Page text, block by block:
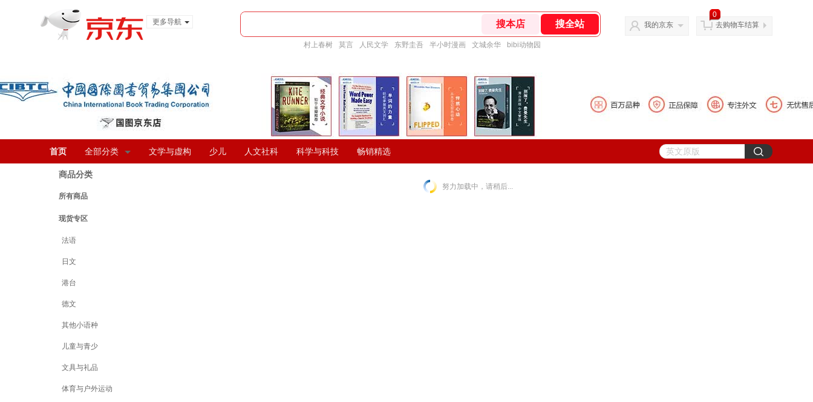
更多导航
村上春树 莫言 人民文学 东野圭吾 半小时漫画 文城余华 bibi动物园
我的京东
0
去购物车结算
首页 全部分类 文学与虚构 少儿 人文社科 科学与科技 畅销精选
商品分类
所有商品
现货专区
法语
日文
港台
德文
其他小语种
儿童与青少
文具与礼品
体育与户外运动
努力加载中，请稍后...